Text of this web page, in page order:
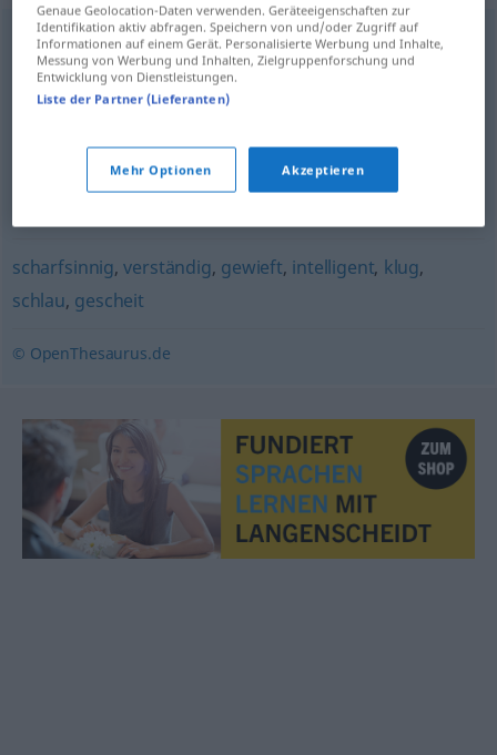
gelehrig,verständig,aufnahmefähig,hell,lernfähig,
begabt
pfiffig (ugs.),gescheit,geschickt,schlau,raffiniert
erfinderisch,clever,einfallsreich ,gewitzt,gewieft (ugs.)
scharfsinnig,verständig, gewieft, intelligent, klug,
schlau, gescheit
© OpenThesaurus.de
Genaue Geolocation-Daten verwenden. Geräteeigenschaften zur
Identifikation aktiv abfragen. Speichern von und/oder Zugriff auf
Informationen auf einem Gerät. Personalisierte Werbung und Inhalte,
Messung von Werbung und Inhalten, Zielgruppenforschung und
Entwicklung von Dienstleistungen.
Liste der Partner (Lieferanten)
Mehr Optionen Akzeptieren